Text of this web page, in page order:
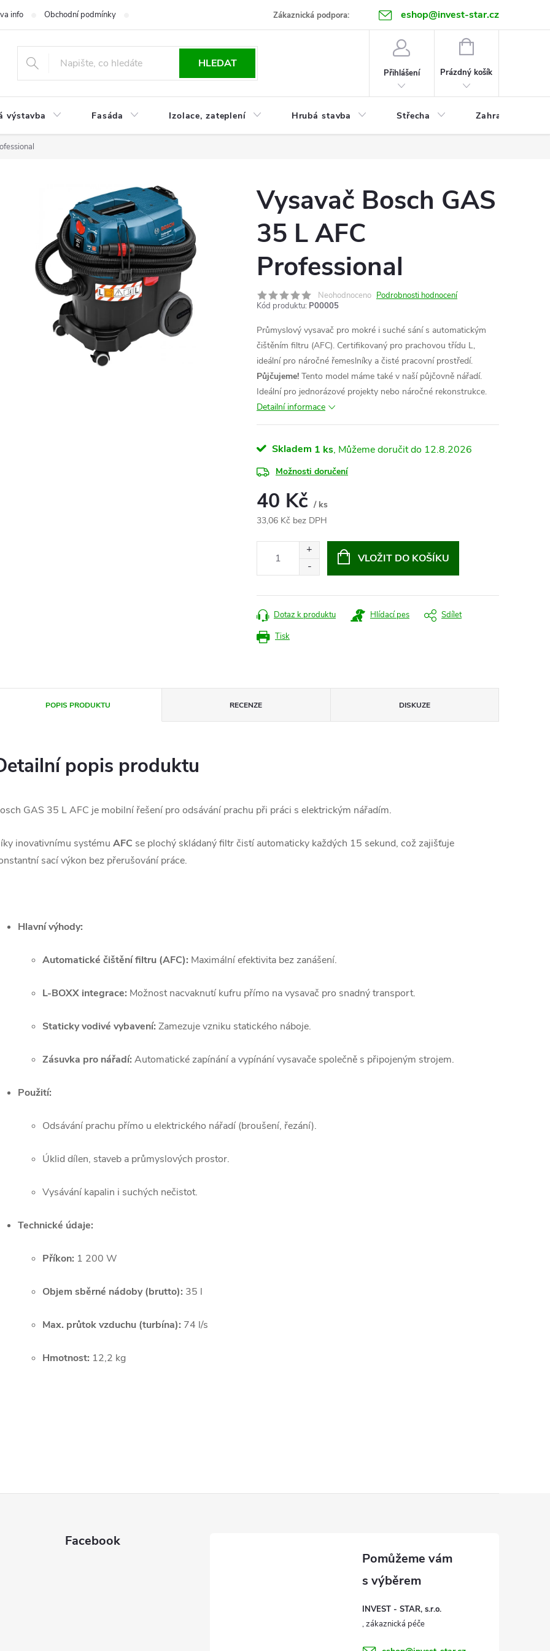
Zákaznická podpora: eshop@invest-star.cz
info Obchodní podmínky Kontakt
HLEDAT
Přihlášení
NÁKUPNÍ
Prázdný košík
výstavba Fasáda Izolace, zateplení Hrubá stavba Střecha Zahrada
Vysavač Bosch GAS
35 L AFC
Professional
Neohodnoceno Podrobnosti hodnocení
Kód produktu: P00005
Průmyslový vysavač pro mokré i suché sání s automatickým
čištěním filtru (AFC). Certifikovaný pro prachovou třídu L,
ideální pro náročné řemeslníky a čisté pracovní prostředí.
Půjčujeme! Tento model máme také v naší půjčovně nářadí.
Ideální pro jednorázové projekty nebo náročné rekonstrukce.
Detailní informace
Skladem 1 ks 12.8.2026
Možnosti doručení
40 Kč / ks
33,06 Kč bez DPH
VLOŽIT DO KOŠÍKU
Tisk
Dotaz k produktu Hlídací pes Sdílet
POPIS PRODUKTU RECENZE DISKUZE
popis produktu
GAS 35 L AFC je mobilní řešení pro odsávání prachu při práci s elektrickým nářadím.
inovativnímu systému AFC se plochý skládaný filtr čistí automaticky každých 15 sekund, což zajišťuje
sací výkon bez přerušování práce.
Hlavní výhody:
Automatické čištění filtru (AFC): Maximální efektivita bez zanášení.
L-BOXX integrace: Možnost nacvaknutí kufru přímo na vysavač pro snadný transport.
Staticky vodivé vybavení: Zamezuje vzniku statického náboje.
Zásuvka pro nářadí: Automatické zapínání a vypínání vysavače společně s připojeným strojem.
Použití:
Odsávání prachu přímo u elektrického nářadí (broušení, řezání).
Úklid dílen, staveb a průmyslových prostor.
Vysávání kapalin i suchých nečistot.
Technické údaje:
Příkon: 1 200 W
Objem sběrné nádoby (brutto): 35 l
Max. průtok vzduchu (turbína): 74 l/s
Hmotnost: 12,2 kg
Facebook
INVEST - STAR, s.r.o.